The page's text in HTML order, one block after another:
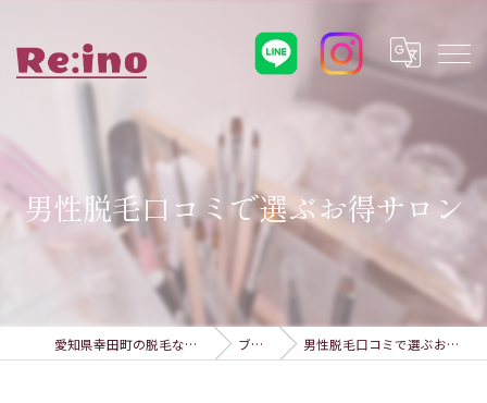
男性脱毛口コミで選ぶお得サロン
愛知県幸田町の脱毛ならRe:ino ブログ 男性脱毛口コミで選ぶお得サロン